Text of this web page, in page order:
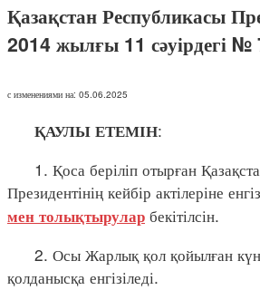
Қазақстан Республикасы
2014 жылғы 11 сәуірдегі
с изменениями на: 05.06.2025
ҚАУЛЫ ЕТЕМІН:
1. Қоса беріліп отырған
Президентінің кейбір актілеріне
мен толықтырулар бекітілсін.
2. Осы Жарлық қол қойылған
қолданысқа енгізіледі.